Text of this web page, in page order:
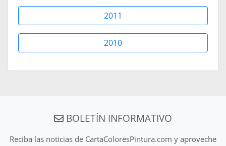
2011
2010
BOLETÍN INFORMATIVO
Reciba las noticias de CartaColoresPintura.com y aproveche